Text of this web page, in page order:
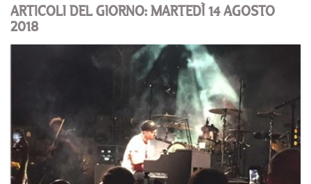
ARTICOLI DEL GIORNO: MARTEDÌ 14 AGOSTO
2018